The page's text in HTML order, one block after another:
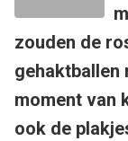
zouden de
gehaktballen
moment van
ook de